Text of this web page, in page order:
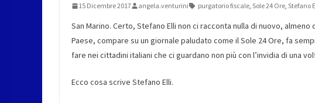
15 Dicembre 2017 angela.venturini purgatorio fiscale, Sole 24 Ore, Stefano
San Marino. Certo, Stefano Elli non ci racconta nulla di nuovo,
Paese, compare su un giornale paludato come il Sole 24 Ore, fa
fare nei cittadini italiani che ci guardano non più con l’invidia di una
Ecco cosa scrive Stefano Elli.